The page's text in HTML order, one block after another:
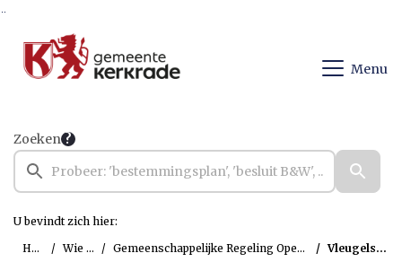
Menu
Zoeken
U bevindt zich hier:
Home
Wie is wie Gemeenschappelijke Regeling Openbaar Lichaam Eurode Vleugels, Herman